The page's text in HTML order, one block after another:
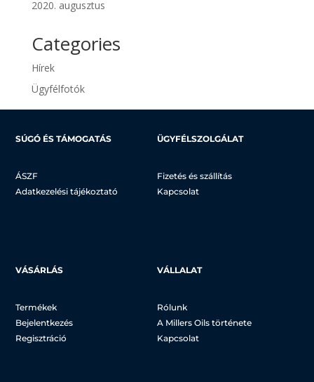
2020. augusztus
Categories
Hírek
Ügyfélfotók
SÚGÓ ÉS TÁMOGATÁS
ÁSZF
Adatkezelési tájékoztató
ÜGYFÉLSZOLGÁLAT
Fizetés és szállítás
Kapcsolat
VÁSÁRLÁS
Termékek
Bejelentkezés
Regisztráció
VÁLLALAT
Rólunk
A Millers Oils története
Kapcsolat